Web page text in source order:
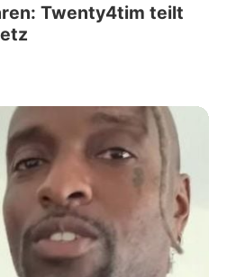
Twenty4tim teilt